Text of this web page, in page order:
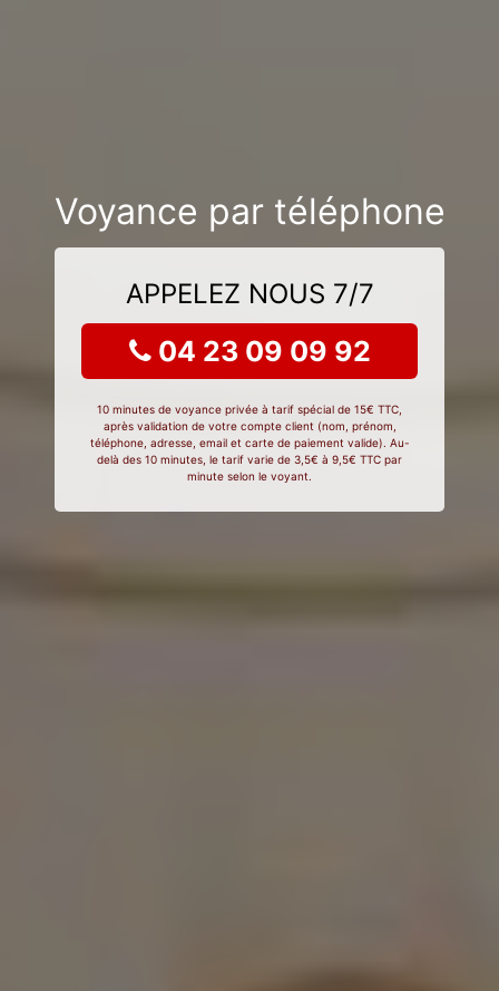
Voyance par téléphone
APPELEZ NOUS 7/7
04 23 09 09 92
10 minutes de voyance privée à tarif spécial de 15€ TTC,
après validation de votre compte client (nom, prénom,
téléphone, adresse, email et carte de paiement valide). Au-
delà des 10 minutes, le tarif varie de 3,5€ à 9,5€ TTC par
minute selon le voyant.